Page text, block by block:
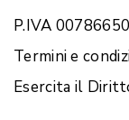
P.IVA
Termini e
Esercita il